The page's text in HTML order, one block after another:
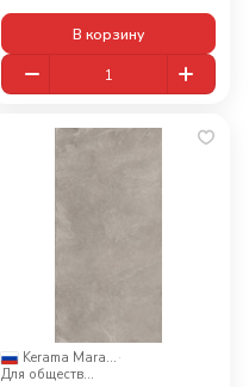
В корзину
Kerama Marazzi ·
Для общественных помещений